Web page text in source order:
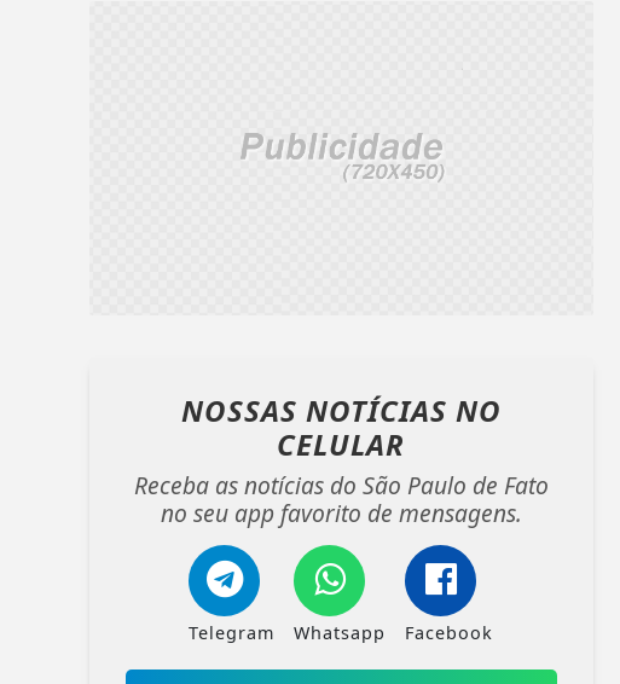
NOSSAS NOTÍCIAS NO
CELULAR
Receba as notícias do São Paulo de Fato
no seu app favorito de mensagens.
Telegram Whatsapp Facebook